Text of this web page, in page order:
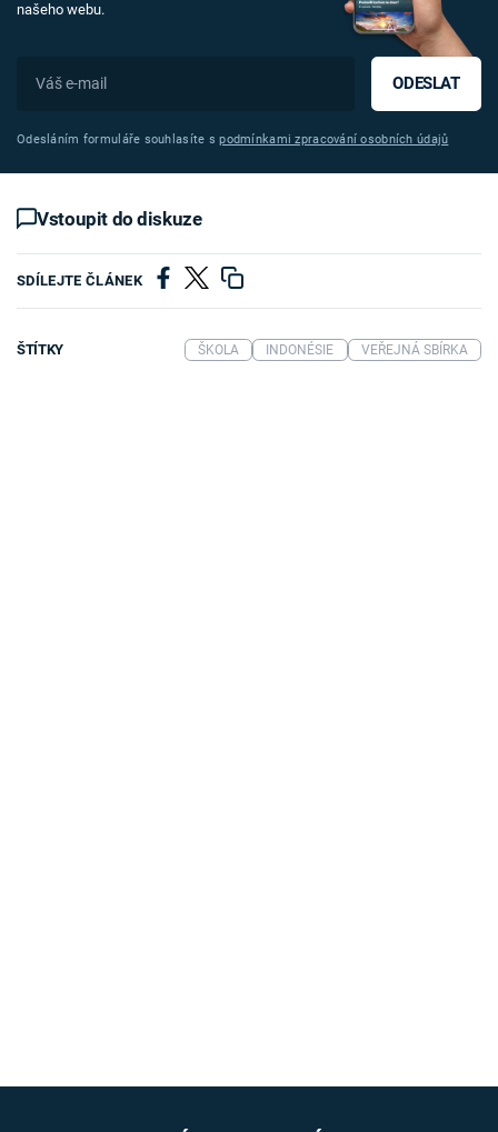
našeho webu.
ODESLAT
Odesláním formuláře souhlasíte spodmínkami zpracování osobních údajů
Vstoupit do diskuze
SDÍLEJTE ČLÁNEK
ŠTÍTKY ŠKOLA INDONÉSIE VEŘEJNÁ SBÍRKA